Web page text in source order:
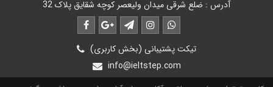
آدرس : ضلع شرقی میدان ولیعصر کوچه شقایق پلاک 32
تیکت پشتیبانی (بخش کاربری)
info@ieltstep.com